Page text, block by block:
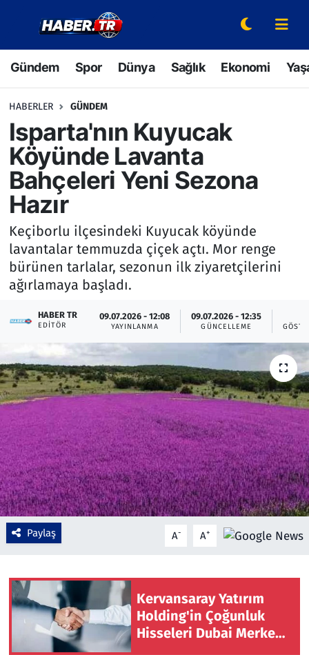
Gündem Spor Dünya Sağlık Ekonomi
HABERLER GÜNDEM
Isparta'nın Kuyucak
Köyünde Lavanta
Bahçeleri Yeni Sezona
Hazır
Keçiborlu ilçesindeki Kuyucak köyünde
lavantalar temmuzda çiçek açtı. Mor renge
bürünen tarlalar, sezonun ilk ziyaretçilerini
ağırlamaya başladı.
HABER TR
EDITÖR
09.07.2026 - 12:08
YAYINLANMA
09.07.2026 - 12:35
GÜNCELLEME
Paylaş A- A+
Kervansaray Yatırım
Holding'in Çoğunluk
Hisseleri Dubai Merkezli
Gündem
Spor
Dünya
Sağlık
Ekonomi
Yaşam
Hava Durumu
Eğitim
Turizm
Yerel
Hava Durumu
Trafik Durumu
Süper Lig Puan Durumu ve Fikstür
Tüm Manşetler
Son Dakika Haberleri
Haber Arşivi